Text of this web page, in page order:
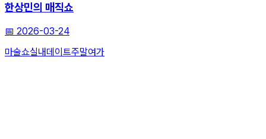
한상민의 매직쇼
📅 2026-03-24
마술쇼실내데이트주말여가